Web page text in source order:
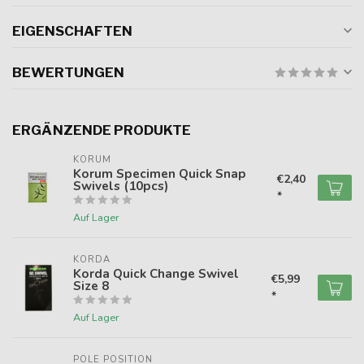
EIGENSCHAFTEN
BEWERTUNGEN
ERGÄNZENDE PRODUKTE
KORUM
Korum Specimen Quick Snap
Swivels (10pcs)
Auf Lager
€2,40
*
KORDA
Korda Quick Change Swivel
Size 8
Auf Lager
€5,99
*
POLE POSITION